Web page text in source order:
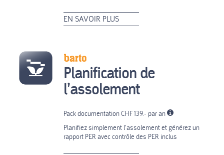
EN SAVOIR PLUS
Planification de
l’assolement
Pack documentation CHF 139.- par an
Planifiez simplement l’assolement et générez un
rapport PER avec contrôle des PER inclus